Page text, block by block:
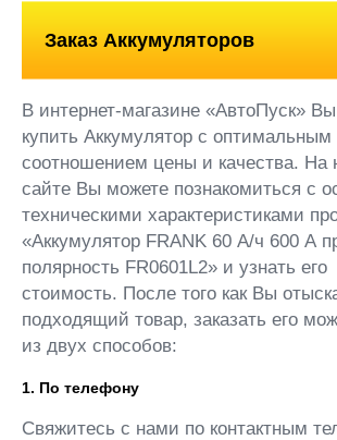
Заказ Аккумуляторов
В интернет-магазине «АвтоПуск»
купить Аккумулятор с оптимальным
соотношением цены и качества. На
сайте Вы можете познакомиться с
техническими характеристиками
«Аккумулятор FRANK 60 А/ч 600 А
полярность FR0601L2» и узнать его
стоимость. После того как Вы
подходящий товар, заказать его
из двух способов:
1. По телефону
Свяжитесь с нами по контактным